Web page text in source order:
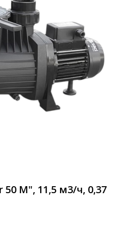
50 M", 11,5 м3/ч, 0,37